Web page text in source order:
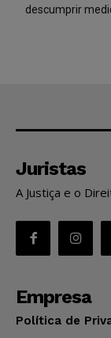
descumprir
Juristas
A Justiça e o
Empresa
Política de